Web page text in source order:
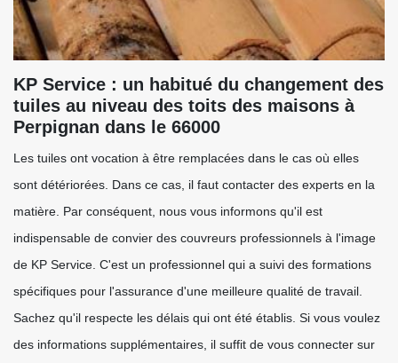
KP Service : un habitué du changement des
tuiles au niveau des toits des maisons à
Perpignan dans le 66000
Les tuiles ont vocation à être remplacées dans le cas où elles
sont détériorées. Dans ce cas, il faut contacter des experts en la
matière. Par conséquent, nous vous informons qu'il est
indispensable de convier des couvreurs professionnels à l'image
de KP Service. C'est un professionnel qui a suivi des formations
spécifiques pour l'assurance d'une meilleure qualité de travail.
Sachez qu'il respecte les délais qui ont été établis. Si vous voulez
des informations supplémentaires, il suffit de vous connecter sur